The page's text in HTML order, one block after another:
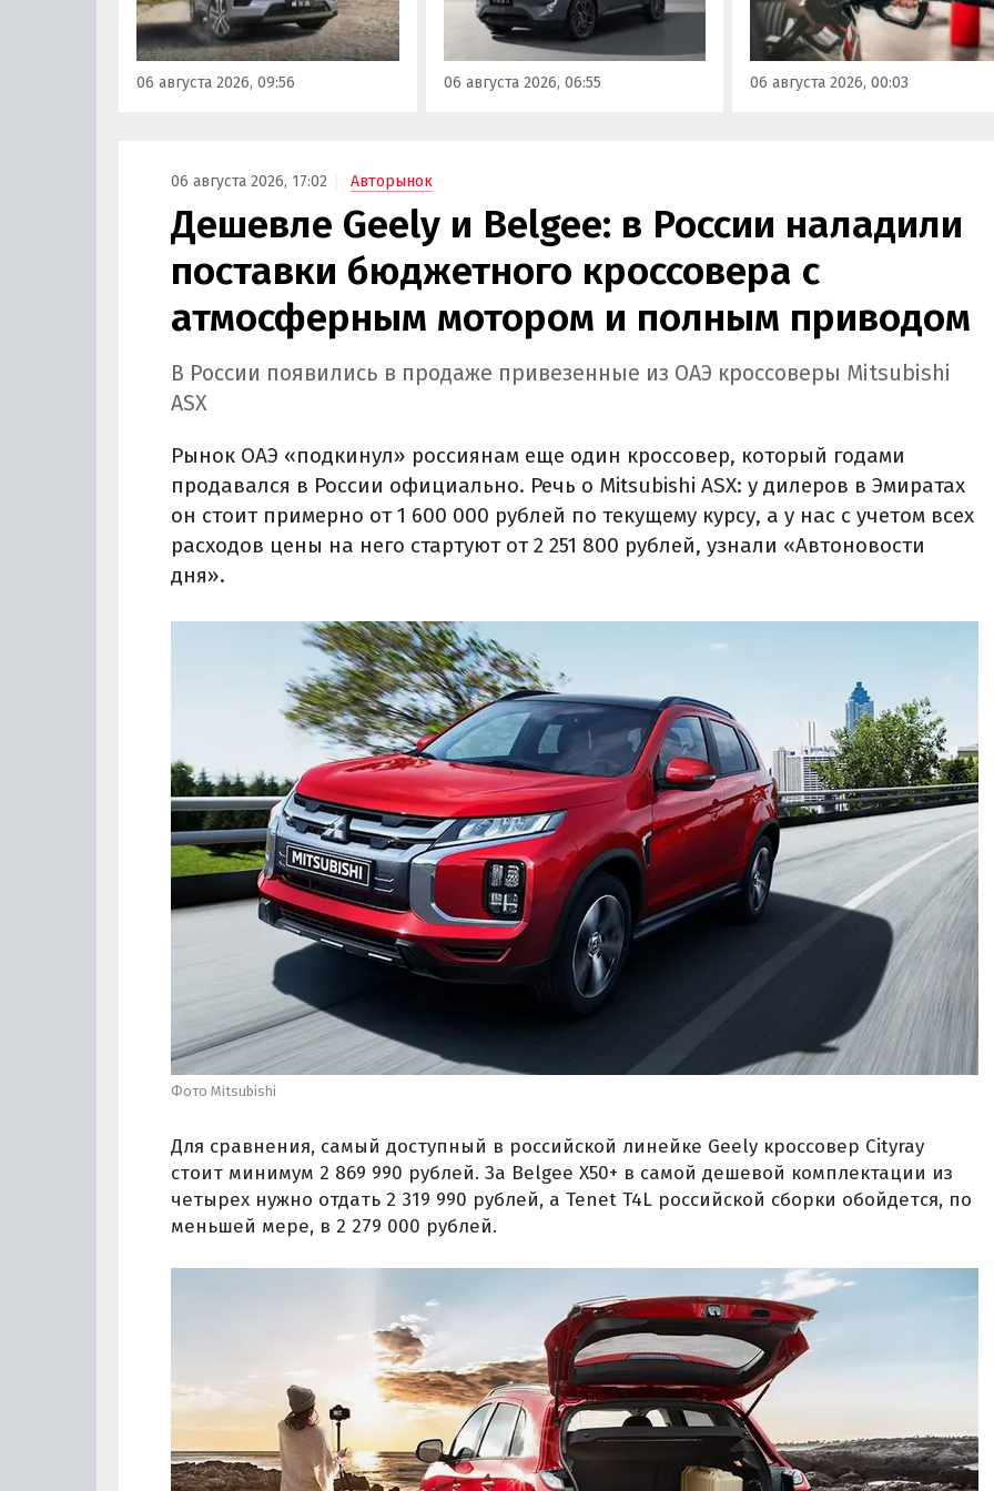
курсу, а у нас с учетом всех
расходов цены на них стартуют
от 3 700 000 рублей, выяснили
«Автоновости дня».
06 августа 2026, 09:56
исчезло единственное
заднеприводное исполнение,
а минимальная цена модели
выросла на 760 тыс. рублей,
06 августа 2026, 06:55
определенного класса — от
«Евро-2» до «Евро-5»,
сообщили в Минэнерго РФ.
06 августа 2026, 00:03
06 августа 2026, 17:02 Авторынок
Дешевле Geely и Belgee: в России наладили
поставки бюджетного кроссовера с
атмосферным мотором и полным приводом
В России появились в продаже привезенные из ОАЭ кроссоверы Mitsubishi
ASX
Рынок ОАЭ «подкинул» россиянам еще один кроссовер, который годами
продавался в России официально. Речь о Mitsubishi ASX: у дилеров в Эмиратах
он стоит примерно от 1 600 000 рублей по текущему курсу, а у нас с учетом всех
расходов цены на него стартуют от 2 251 800 рублей, узнали «Автоновости
дня».
Фото Mitsubishi
Для сравнения, самый доступный в российской линейке Geely кроссовер Cityray
стоит минимум 2 869 990 рублей. За Belgee X50+ в самой дешевой комплектации из
четырех нужно отдать 2 319 990 рублей, а Tenet T4L российской сборки обойдется, по
меньшей мере, в 2 279 000 рублей.